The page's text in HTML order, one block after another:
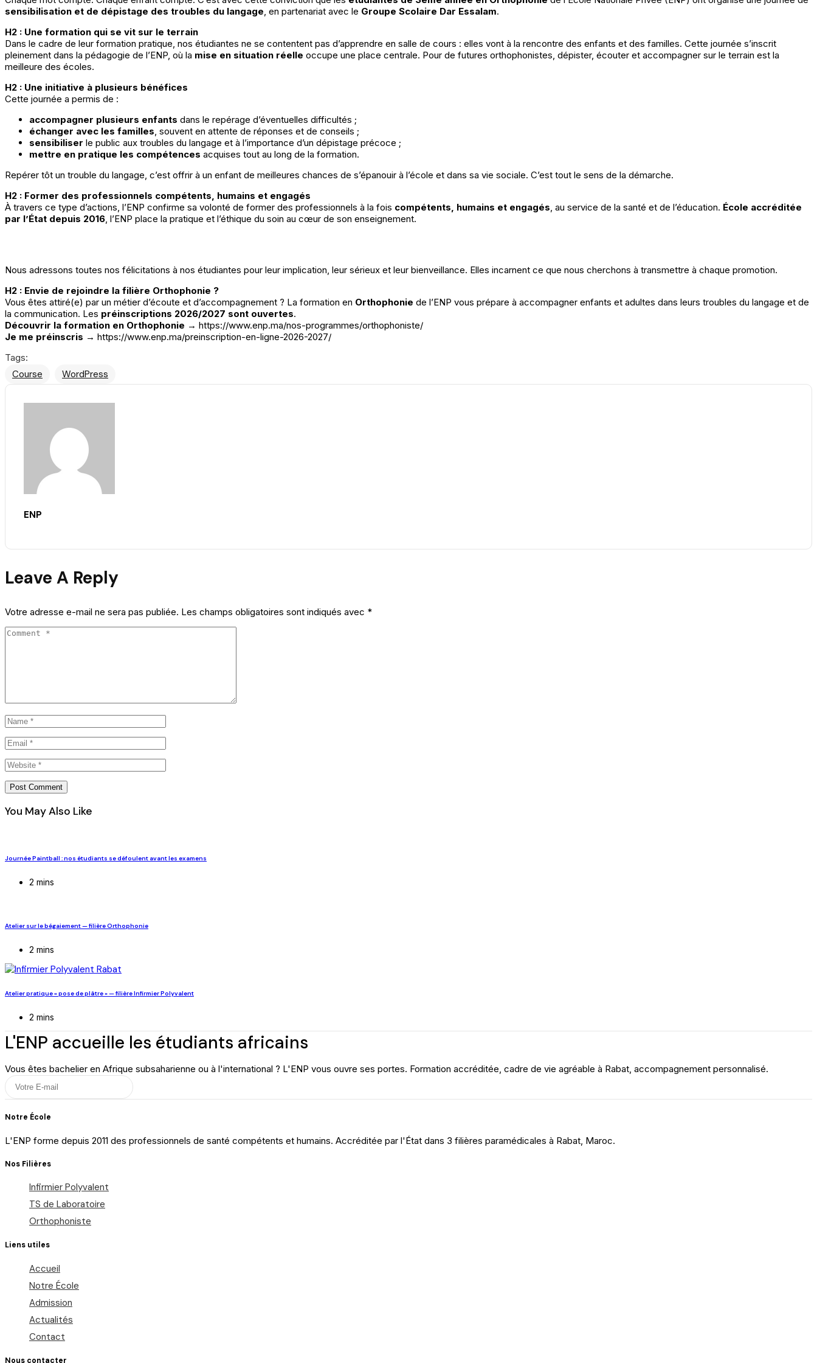
sensibilisation et de dépistage des troubles du langage , en partenariat avec le Groupe Scolaire Dar Essalam.
H2 : Une formation qui se vit sur le terrain
Dans le cadre de leur formation pratique, nos étudiantes ne se contentent pas d’apprendre en salle de cours : elles vont à la rencontre des enfants et des familles. Cette journée s’inscrit
pleinement dans la pédagogie de l’ENP, où la mise en situation réelle occupe une place centrale. Pour de futures orthophonistes, dépister, écouter et accompagner sur le terrain est la
meilleure des écoles.
H2 : Une initiative à plusieurs bénéfices
Cette journée a permis de :
accompagner plusieurs enfants dans le repérage d’éventuelles difficultés ;
échanger avec les familles , souvent en attente de réponses et de conseils ;
sensibiliser le public aux troubles du langage et à l’importance d’un dépistage précoce ;
mettre en pratique les compétences acquises tout au long de la formation.
Repérer tôt un trouble du langage, c’est offrir à un enfant de meilleures chances de s’épanouir à l’école et dans sa vie sociale. C’est tout le sens de la démarche.
H2 : Former des professionnels compétents, humains et engagés
À travers ce type d’actions, l’ENP confirme sa volonté de former des professionnels à la fois compétents, humains et engagés , au service de la santé et de l’éducation. École accréditée
par l’État depuis 2016 , l’ENP place la pratique et l’éthique du soin au cœur de son enseignement.
Nous adressons toutes nos félicitations à nos étudiantes pour leur implication, leur sérieux et leur bienveillance. Elles incarnent ce que nous cherchons à transmettre à chaque promotion.
H2 : Envie de rejoindre la filière Orthophonie ?
Vous êtes attiré(e) par un métier d’écoute et d’accompagnement ? La formation en Orthophonie de l’ENP vous prépare à accompagner enfants et adultes dans leurs troubles du langage et de
la communication. Les préinscriptions 2026/2027 sont ouvertes.
Découvrir la formation en Orthophonie → https://www.enp.ma/nos-programmes/orthophoniste/
Je me préinscris → https://www.enp.ma/preinscription-en-ligne-2026-2027/
Tags:
Course WordPress
ENP
Leave A Reply
Votre adresse e-mail ne sera pas publiée. Les champs obligatoires sont indiqués avec *
You May Also Like
Journée Paintball : nos étudiants se défoulent avant les examens
2 mins
Atelier sur le bégaiement — filière Orthophonie
2 mins
Atelier pratique « pose de plâtre » — filière Infirmier Polyvalent
2 mins
L'ENP accueille les étudiants africains
Vous êtes bachelier en Afrique subsaharienne ou à l'international ? L'ENP vous ouvre ses portes. Formation accréditée, cadre de vie agréable à Rabat, accompagnement personnalisé.
Notre École
L'ENP forme depuis 2011 des professionnels de santé compétents et humains. Accréditée par l'État dans 3 filières paramédicales à Rabat, Maroc.
Nos Filières
Infirmier Polyvalent
TS de Laboratoire
Orthophoniste
Liens utiles
Accueil
Notre École
Admission
Actualités
Contact
Nous contacter